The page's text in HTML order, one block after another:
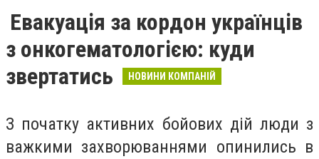
Евакуація за кордон українців
з онкогематологією: куди
звертатись
НОВИНИ КОМПАНІЙ
З початку активних бойових дій люди з
важкими захворюваннями опинились в